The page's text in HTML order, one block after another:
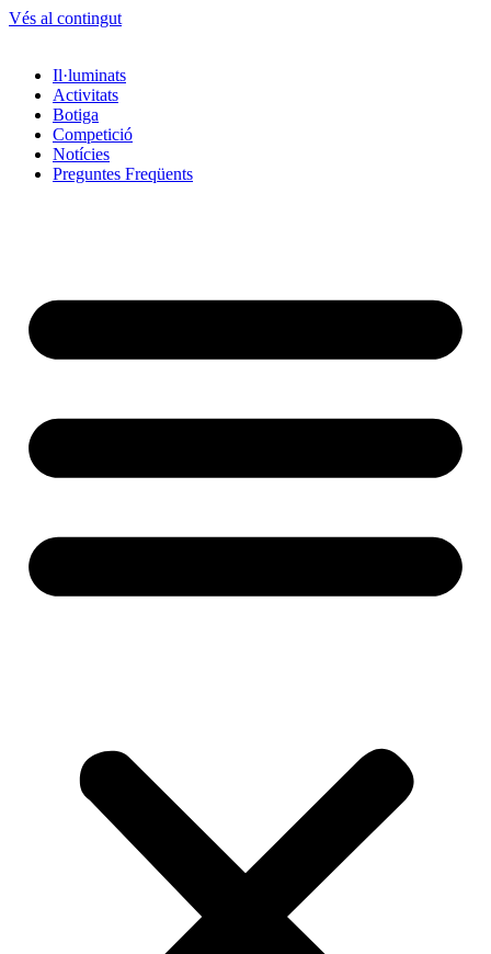
Vés al contingut
Il·luminats
Activitats
Botiga
Competició
Notícies
Preguntes Freqüents